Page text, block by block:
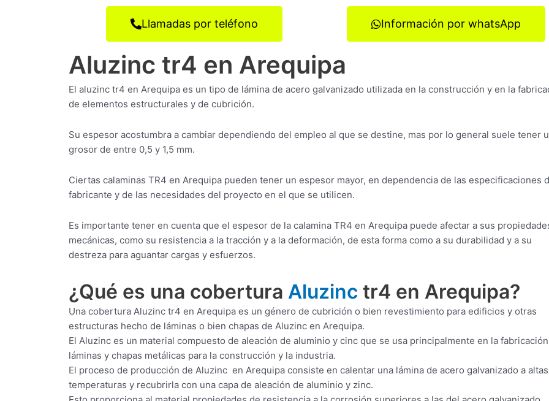
Llamadas por teléfono Información por whatsApp
Aluzinc tr4 en Arequipa
El aluzinc tr4 en Arequipa es un tipo de lámina de acero galvanizado utilizada en la construcción y en la
de elementos estructurales y de cubrición.
Su espesor acostumbra a cambiar dependiendo del empleo al que se destine, mas por lo general suele tener
grosor de entre 0,5 y 1,5 mm.
Ciertas calaminas TR4 en Arequipa pueden tener un espesor mayor, en dependencia de las especificaciones
fabricante y de las necesidades del proyecto en el que se utilicen.
Es importante tener en cuenta que el espesor de la calamina TR4 en Arequipa puede afectar a sus
mecánicas, como su resistencia a la tracción y a la deformación, de esta forma como a su durabilidad y a su
destreza para aguantar cargas y esfuerzos.
¿Qué es una cobertura Aluzinc tr4 en Arequipa?
Una cobertura Aluzinc tr4 en Arequipa es un género de cubrición o bien revestimiento para edificios y otras
estructuras hecho de láminas o bien chapas de Aluzinc en Arequipa.
El Aluzinc es un material compuesto de aleación de aluminio y cinc que se usa principalmente en la
láminas y chapas metálicas para la construcción y la industria.
El proceso de producción de Aluzinc en Arequipa consiste en calentar una lámina de acero galvanizado a altas
temperaturas y recubrirla con una capa de aleación de aluminio y zinc.